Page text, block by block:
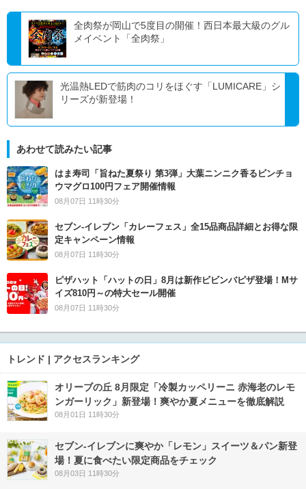
全肉祭が岡山で5度目の開催！西日本最大級のグル
メイベント「全肉祭」
光温熱LEDで筋肉のコリをほぐす「LUMICARE」シ
リーズが新登場！
あわせて読みたい記事
はま寿司「旨ねた夏祭り 第3弾」大葉ニンニク香るビンチョ
ウマグロ100円フェア開催情報
08月07日 11時30分
セブン‐イレブン「カレーフェス」全15品商品詳細とお得な限
定キャンペーン情報
08月07日 11時30分
ピザハット「ハットの日」8月は新作ビビンバピザ登場！Mサ
イズ810円～の特大セール開催
08月07日 11時30分
トレンド | アクセスランキング
オリーブの丘 8月限定「冷製カッペリーニ 赤海老のレモ
ンガーリック」新登場！爽やか夏メニューを徹底解説
08月01日 11時30分
セブン‐イレブンに爽やか「レモン」スイーツ＆パン新登
場！夏に食べたい限定商品をチェック
08月03日 11時30分